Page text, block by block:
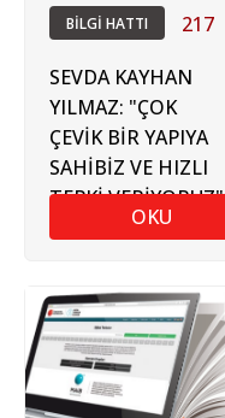
BİLGİ HATTI 217
SEVDA KAYHAN
YILMAZ: "ÇOK
ÇEVİK BİR YAPIYA
SAHİBİZ VE HIZLI
TEPKİ VERİYORUZ"
OKU